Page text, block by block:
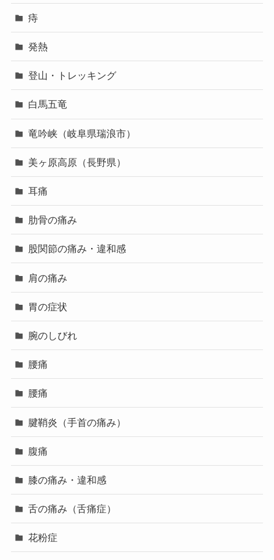
痔
発熱
登山・トレッキング
白馬五竜
竜吟峡（岐阜県瑞浪市）
美ヶ原高原（長野県）
耳痛
肋骨の痛み
股関節の痛み・違和感
肩の痛み
胃の症状
腕のしびれ
腰痛
腰痛
腱鞘炎（手首の痛み）
腹痛
膝の痛み・違和感
舌の痛み（舌痛症）
花粉症